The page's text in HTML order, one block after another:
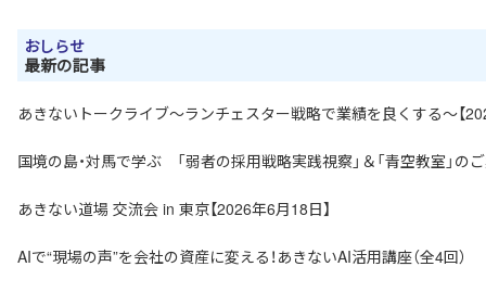
おしらせ
最新の記事
あきないトークライブ～ランチェスター戦略で業績を良くする～【
国境の島・対馬で学ぶ 「弱者の採用戦略実践視察」＆「青空教室」の
あきない道場 交流会 in 東京【2026年6月18日】
AIで“現場の声”を会社の資産に変える！あきないAI活用講座（全4回）